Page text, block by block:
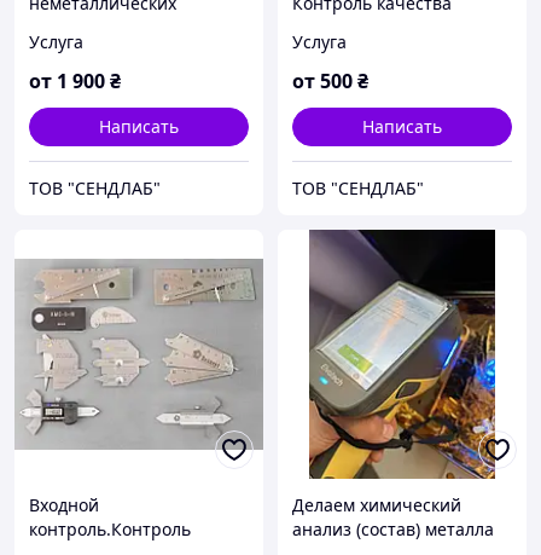
Металлографический
контроль металлов
Услуга
от 1 900₴
Написать
ТОВ "СЕНДЛАБ"
строительных
металлоконструкций
Услуга
от500₴
Написать
ТОВ "СЕНДЛАБ"
Входной
контроль.Контроль
Делаем химический
анализ (состав) металла